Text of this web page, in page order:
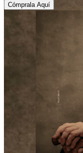
Cómprala Aquí